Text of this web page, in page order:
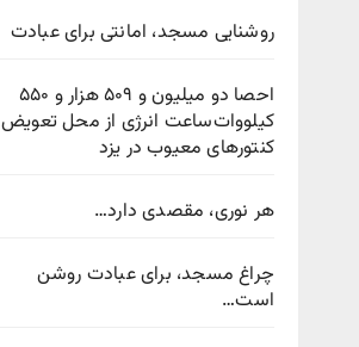
روشنایی مسجد، امانتی برای عبادت
احصا دو میلیون و ۵۰۹ هزار و ۵۵۰
کیلووات‌ساعت انرژی از محل تعویض
کنتورهای معیوب در یزد
هر نوری، مقصدی دارد…
چراغ مسجد، برای عبادت روشن
است…